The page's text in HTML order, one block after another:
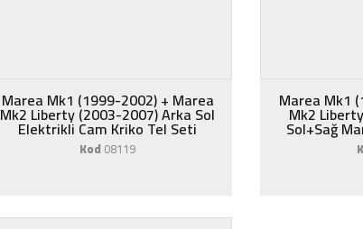
Marea Mk1 (1999-2002) + Marea
Mk2 Liberty (2003-2007) Arka Sol
Elektrikli Cam Kriko Tel Seti
Kod08119
Marea Mk1
Mk2
Sol+Sağ